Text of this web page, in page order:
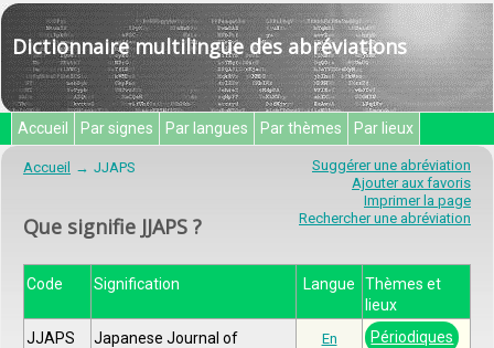
Dictionnaire multilingue des abréviations
Accueil Par signes Par langues Par thèmes Par lieux
Suggérer une abréviation
Ajouter aux favoris
Imprimer la page
Rechercher une abréviation
Accueil JJAPS
Que signifie JJAPS ?
Code Signification Langue
Thèmes et
lieux
JJAPS
Japanese Journal of
En
Périodiques